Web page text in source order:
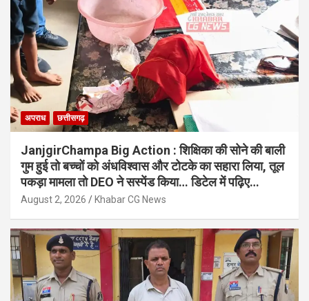
अपराध छत्तीसगढ़
JanjgirChampa Big Action : शिक्षिका की सोने की बाली
गुम हुई तो बच्चों को अंधविश्वास और टोटके का सहारा लिया, तूल
पकड़ा मामला तो DEO ने सस्पेंड किया… डिटेल में पढ़िए…
August 2, 2026 Khabar CG News